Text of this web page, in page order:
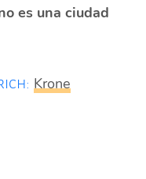
es una ciudad
Krone